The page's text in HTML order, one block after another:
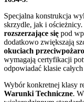
Specjalna konstrukcja
skrzydle, jak i
rozszerzające się pod
dodatkowo zwiększają
okuciach
wymagają certyfikacji
odpowiadać klasie
Wybór konkretnej klasy
Warunki Techniczne.